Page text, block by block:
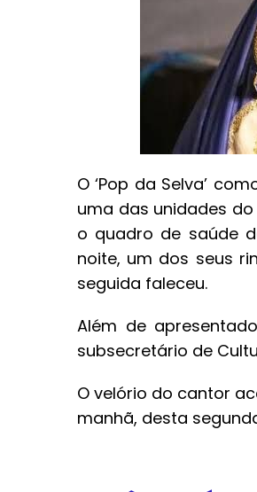
O ‘Pop da Selva’
uma das unidades do
o quadro de saúde
noite, um dos seus
seguida faleceu.
Além de
subsecretário de
O velório do cantor
manhã, desta